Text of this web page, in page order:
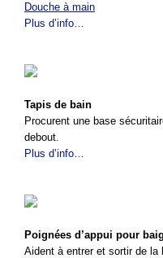
Douche à main
Plus d’info…
Tapis de bain
Procurent une base
debout.
Plus d’info…
Poignées d’appui pour
Aident à entrer et sortir de la